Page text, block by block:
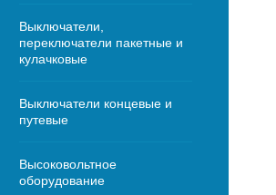
Выключатели,
переключатели пакетные и
кулачковые
Выключатели концевые и
путевые
Высоковольтное
оборудование